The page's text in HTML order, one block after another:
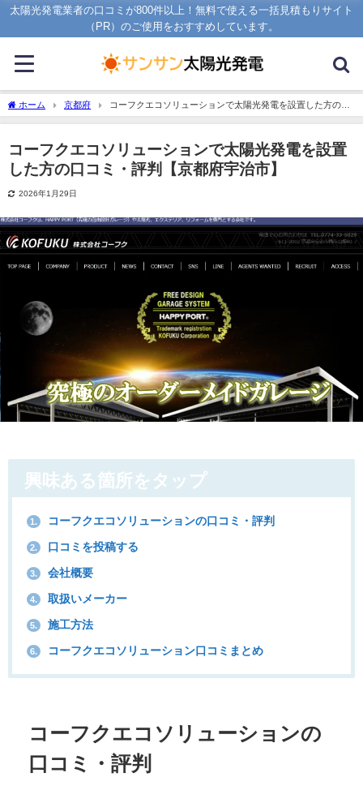
太陽光発電業者の口コミが800件以上！無料で使える一括見積もりサイト
（PR）のご使用をおすすめしています。
ホーム 京都府
コーフクエコソリューションで太陽光発電を設置した方の口
コミ・評判【京都府宇治市】
コーフクエコソリューションで太陽光発電を設置
した方の口コミ・評判【京都府宇治市】
2026年1月29日
興味ある箇所をタップ
1. コーフクエコソリューションの口コミ・評判
2. 口コミを投稿する
3. 会社概要
4. 取扱いメーカー
5. 施工方法
6. コーフクエコソリューション口コミまとめ
コーフクエコソリューションの
口コミ・評判